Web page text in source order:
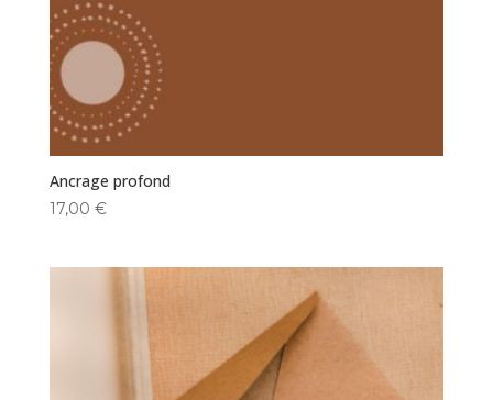
Ancrage profond
17,00 €